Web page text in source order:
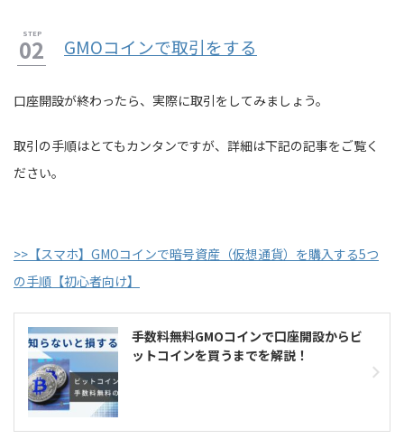
GMOコインで取引をする
口座開設が終わったら、実際に取引をしてみましょう。
取引の手順はとてもカンタンですが、詳細は下記の記事をご覧く
ださい。
>>【スマホ】GMOコインで暗号資産（仮想通貨）を購入する5つ
の手順【初心者向け】
手数料無料GMOコインで口座開設からビ
ットコインを買うまでを解説！